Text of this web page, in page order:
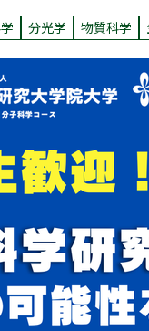
分光学 物質科学